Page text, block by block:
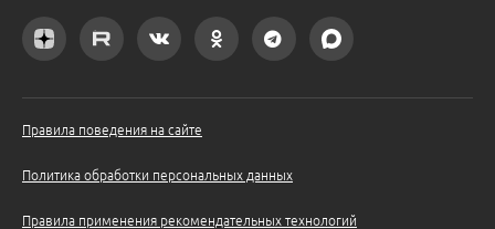
Правила поведения на сайте
Политика обработки персональных данных
Правила применения рекомендательных технологий